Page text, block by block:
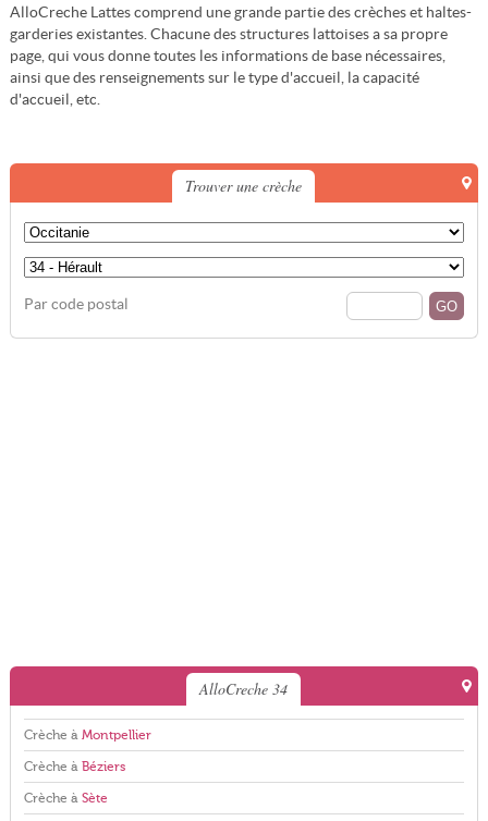
AlloCreche Lattes comprend une grande partie des crèches et haltes-
garderies existantes. Chacune des structures lattoises a sa propre
page, qui vous donne toutes les informations de base nécessaires,
ainsi que des renseignements sur le type d'accueil, la capacité
d'accueil, etc.
Trouver une crèche
Par code postal
AlloCreche 34
Crèche à Montpellier
Crèche à Béziers
Crèche à Sète